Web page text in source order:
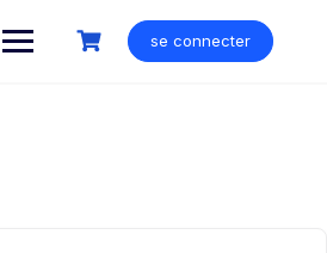
se connecter